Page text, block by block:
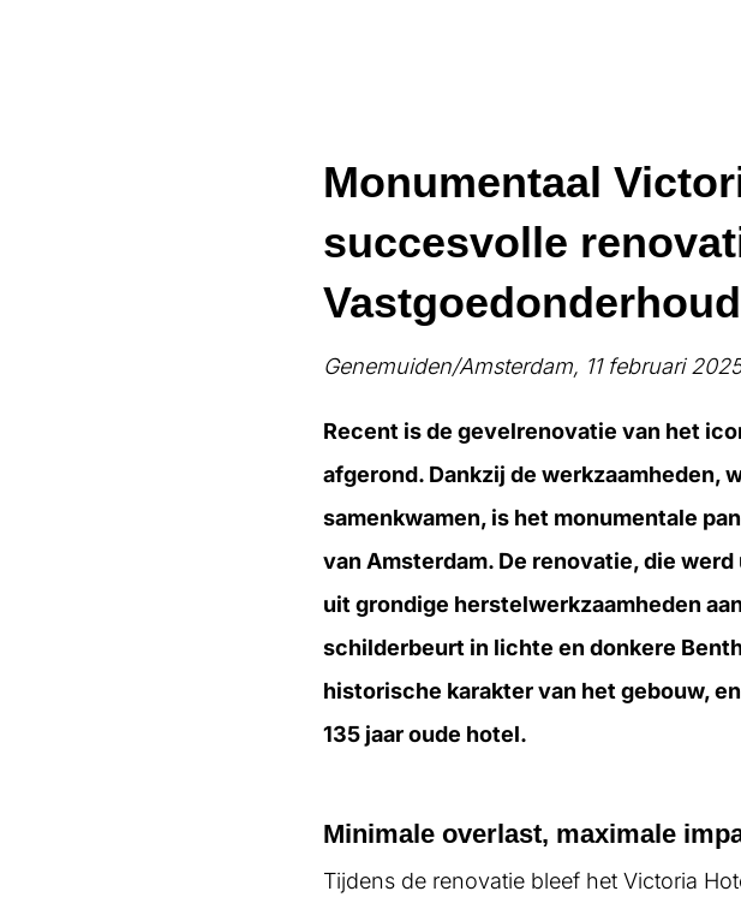
Monumentaal
succesvolle
Vastgoedonderhoud
Genemuiden/Amsterdam, 11 februari
Recent is de gevelrenovatie van het
afgerond. Dankzij de werkzaamheden,
samenkwamen, is het monumentale
van Amsterdam. De renovatie, die
uit grondige herstelwerkzaamheden
schilderbeurt in lichte en donkere
historische karakter van het gebouw,
135 jaar oude hotel.
Minimale overlast, maximale
Tijdens de renovatie bleef het Victoria